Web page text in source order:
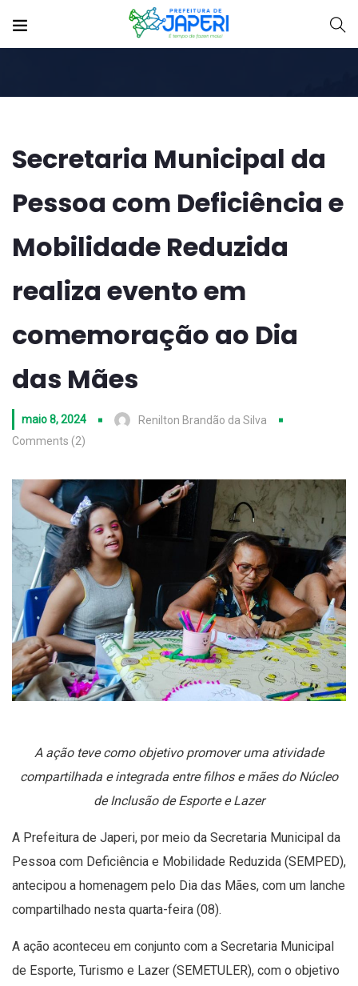
Secretaria Municipal da
Pessoa com Deficiência e
Mobilidade Reduzida
realiza evento em
comemoração ao Dia
das Mães
maio 8, 2024
Renilton Brandão da Silva
Comments (2)
A ação teve como objetivo promover uma atividade
compartilhada e integrada entre filhos e mães do Núcleo
de Inclusão de Esporte e Lazer
A Prefeitura de Japeri, por meio da Secretaria Municipal da
Pessoa com Deficiência e Mobilidade Reduzida (SEMPED),
antecipou a homenagem pelo Dia das Mães, com um lanche
compartilhado nesta quarta-feira (08).
A ação aconteceu em conjunto com a Secretaria Municipal
de Esporte, Turismo e Lazer (SEMETULER), com o objetivo